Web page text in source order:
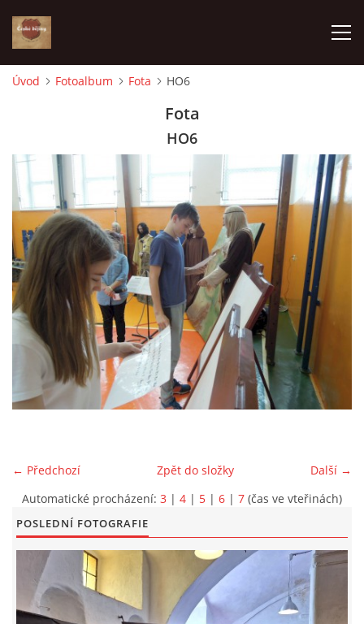
VÝBĚR PODLE VAŠICH POTŘEB
JAK VŠE PROBÍHÁ
ČESKÉ DĚJINY
KE STAŽENÍ
PÍŠÍ O NÁS
EXKURZE PRAVĚKEM
PÍŠÍ O PRAVĚKU
FOTOALBUM
Úvod Fotoalbum Fota HO6
Fota
HO6
← Předchozí Další →
Zpět do složky
Automatické procházení: 3 | 4 | 5 | 6 | 7 (čas ve vteřinách)
POSLEDNÍ FOTOGRAFIE